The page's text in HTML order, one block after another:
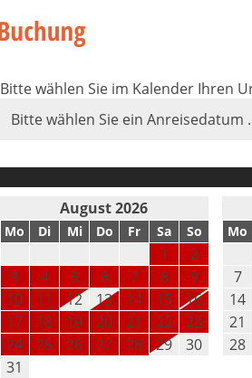
Bitte wählen Sie im Kalender Ihren
Bitte wählen Sie ein Anreisedatum
August 2026
Mo Di Mi Do Fr Sa So
1
2
3
4 5 6 7 8
9
10
11 12 13 14 15
16
17
18 19 20 21 22
23
24
25 26 27 28 29
30
31
Mo
7
14
21
28